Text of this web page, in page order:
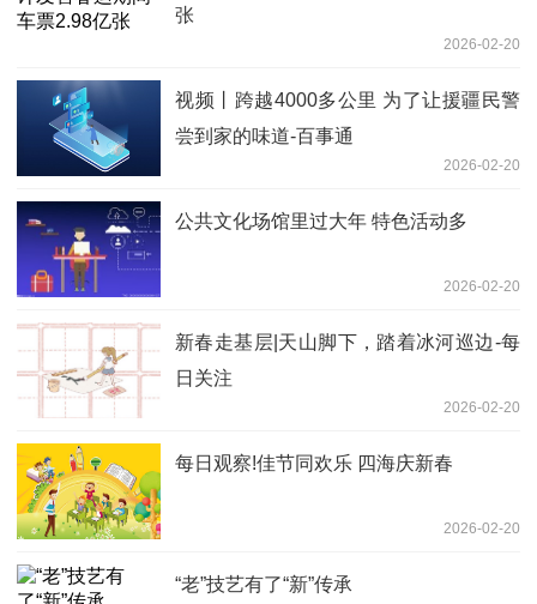
张
2026-02-20
视频丨跨越4000多公里 为了让援疆民警
尝到家的味道-百事通
2026-02-20
公共文化场馆里过大年 特色活动多
2026-02-20
新春走基层|天山脚下，踏着冰河巡边-每
日关注
2026-02-20
每日观察!佳节同欢乐 四海庆新春
2026-02-20
“老”技艺有了“新”传承